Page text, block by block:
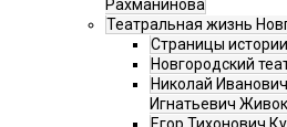
Рахманинова
Театральная жизнь
Страницы истории
Новгородский
Николай
Игнатьевич